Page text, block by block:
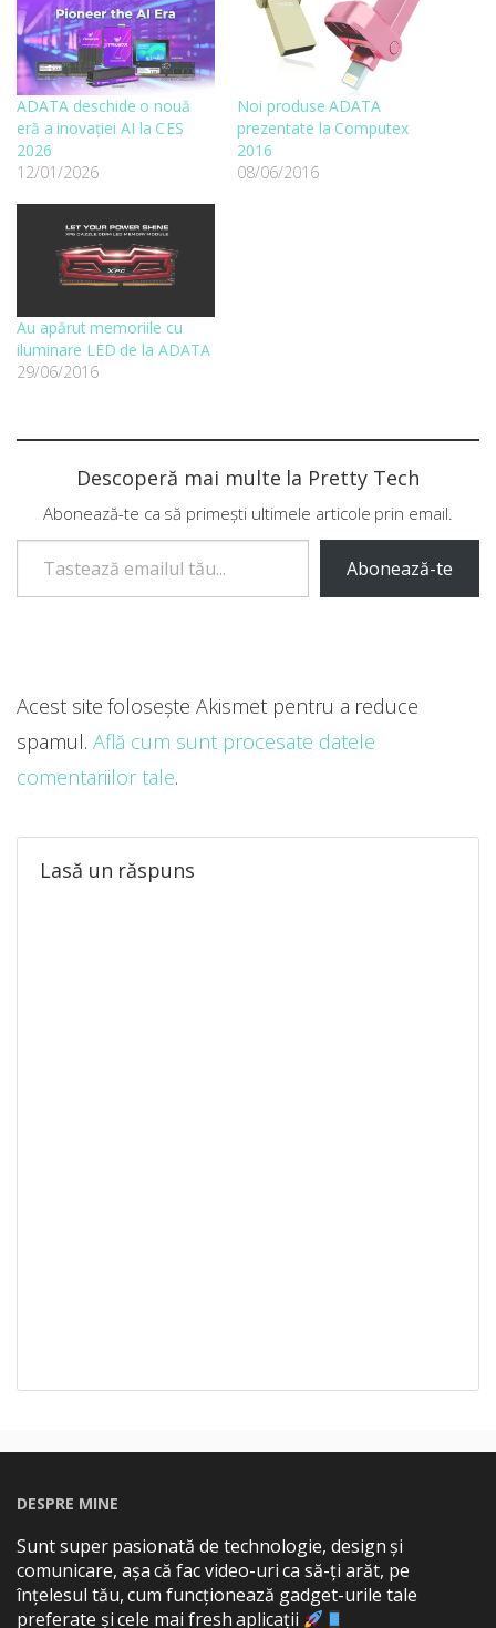
ADATA deschide o nouă
eră a inovației AI la CES
2026
12/01/2026
Noi produse ADATA
prezentate la Computex
2016
08/06/2016
Au apărut memoriile cu
iluminare LED de la ADATA
29/06/2016
Descoperă mai multe la Pretty Tech
Abonează-te ca să primești ultimele articole prin email.
Tastează emailul tău...
Abonează-te
Lasă un răspuns
Acest site folosește Akismet pentru a reduce
spamul. Află cum sunt procesate datele
comentariilor tale.
DESPRE MINE
Sunt super pasionată de technologie, design și
comunicare, așa că fac video-uri ca să-ți arăt, pe
înțelesul tău, cum funcționează gadget-urile tale
preferate și cele mai fresh aplicații